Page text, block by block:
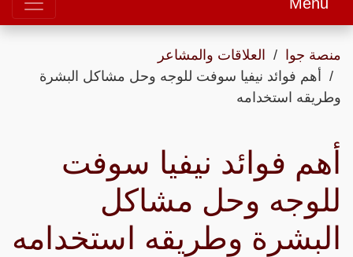
منصة جوا
العلاقات والمشاعر
أهم فوائد نيفيا سوفت للوجه وحل مشاكل البشرة
وطريقه استخدامه
أهم فوائد نيفيا سوفت
للوجه وحل مشاكل
البشرة وطريقه استخدامه